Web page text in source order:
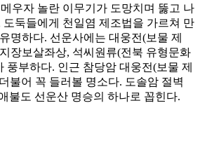
우자 놀란 이무기가 도망치며 뚫고 나
둑들에게 천일염 제조법을 가르쳐 만
명하다. 선운사에는 대웅전(보물 제
장보살좌상, 석씨원류(전북 유형문화
풍부하다. 인근 참당암 대웅전(보물 제
불어 꼭 들러볼 명소다. 도솔암 절벽
불도 선운산 명승의 하나로 꼽힌다.